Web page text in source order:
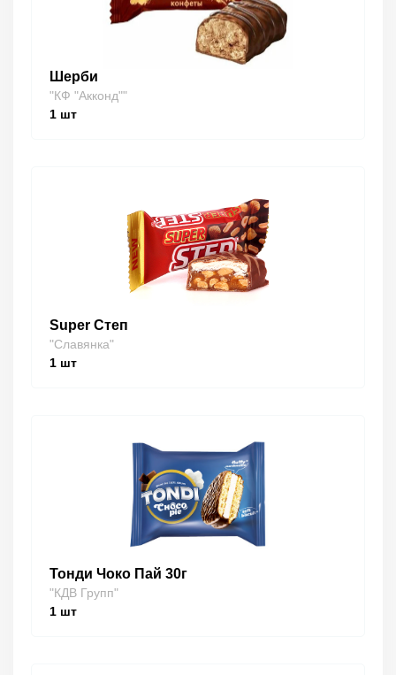
Шерби
"КФ "Акконд""
1 шт
Super Степ
"Славянка"
1 шт
Тонди Чоко Пай 30г
"КДВ Групп"
1 шт